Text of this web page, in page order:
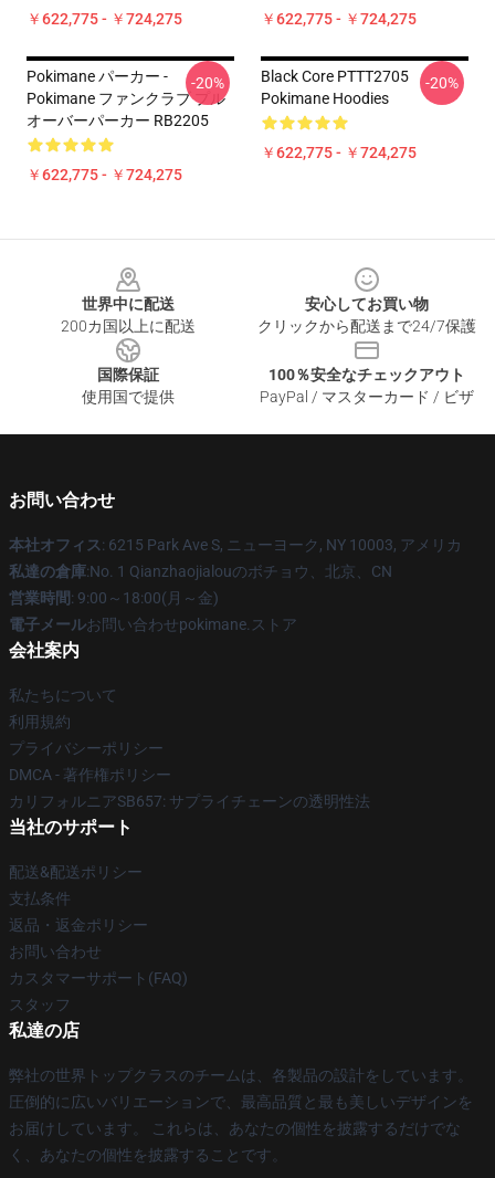
￥622,775 - ￥724,275 ￥622,775 - ￥724,275
Pokimane パーカー -
Pokimane ファンクラブ プル
オーバーパーカー RB2205
￥622,775 - ￥724,275
-20%
Black Core PTTT2705
Pokimane Hoodies
￥622,775 - ￥724,275
-20%
世界中に配送
200カ国以上に配送
安心してお買い物
クリックから配送まで24/7保護
国際保証
使用国で提供
100％安全なチェックアウト
PayPal / マスターカード / ビザ
お問い合わせ
本社オフィス: 6215 Park Ave S, ニューヨーク, NY 10003, アメリカ
私達の倉庫:No. 1 Qianzhaojialouのボチョウ、北京、CN
営業時間: 9:00～18:00(月～金)
電子メールお問い合わせpokimane.ストア
会社案内
私たちについて
利用規約
プライバシーポリシー
DMCA - 著作権ポリシー
カリフォルニアSB657: サプライチェーンの透明性法
当社のサポート
配送&配送ポリシー
支払条件
返品・返金ポリシー
お問い合わせ
カスタマーサポート(FAQ)
スタッフ
私達の店
弊社の世界トップクラスのチームは、各製品の設計をしています。
圧倒的に広いバリエーションで、最高品質と最も美しいデザインを
お届けしています。 これらは、あなたの個性を披露するだけでな
く、あなたの個性を披露することです。